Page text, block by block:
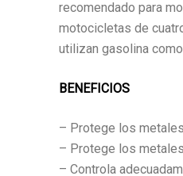
recomendado para
motocicletas de
utilizan gasolina
BENEFICIOS
– Protege los
– Protege los
– Controla